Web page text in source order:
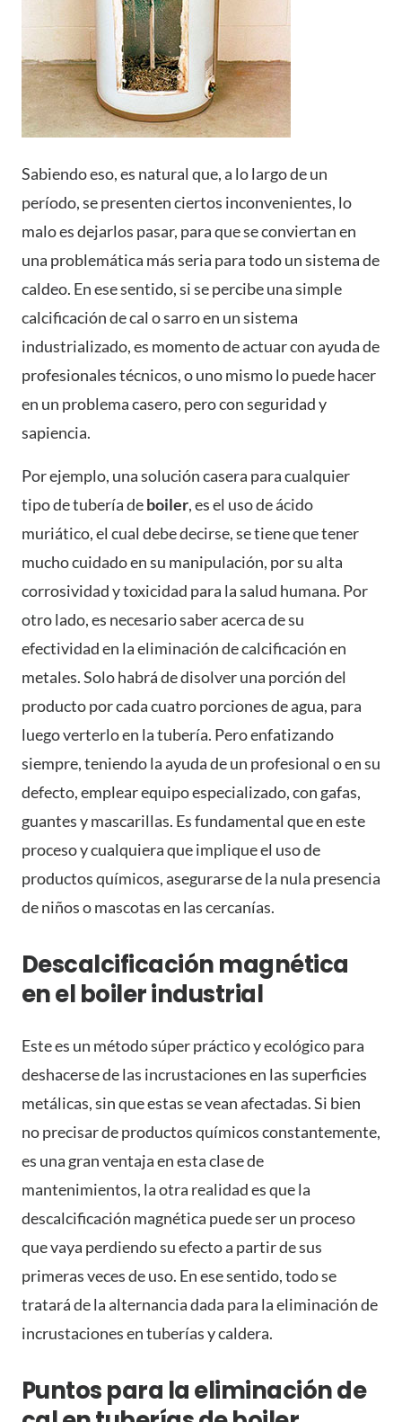
Sabiendo eso, es natural que, a lo largo de un
período, se presenten ciertos inconvenientes, lo
malo es dejarlos pasar, para que se conviertan en
una problemática más seria para todo un sistema de
caldeo. En ese sentido, si se percibe una simple
calcificación de cal o sarro en un sistema
industrializado, es momento de actuar con ayuda de
profesionales técnicos, o uno mismo lo puede hacer
en un problema casero, pero con seguridad y
sapiencia.
Por ejemplo, una solución casera para cualquier
tipo de tubería deboiler, es el uso de ácido
muriático, el cual debe decirse, se tiene que tener
mucho cuidado en su manipulación, por su alta
corrosividad y toxicidad para la salud humana. Por
otro lado, es necesario saber acerca de su
efectividad en la eliminación de calcificación en
metales. Solo habrá de disolver una porción del
producto por cada cuatro porciones de agua, para
luego verterlo en la tubería. Pero enfatizando
siempre, teniendo la ayuda de un profesional o en su
defecto, emplear equipo especializado, con gafas,
guantes y mascarillas. Es fundamental que en este
proceso y cualquiera que implique el uso de
productos químicos, asegurarse de la nula presencia
de niños o mascotas en las cercanías.
Descalcificación magnética
en el boiler industrial
Este es un método súper práctico y ecológico para
deshacerse de las incrustaciones en las superficies
metálicas, sin que estas se vean afectadas. Si bien
no precisar de productos químicos constantemente,
es una gran ventaja en esta clase de
mantenimientos, la otra realidad es que la
descalcificación magnética puede ser un proceso
que vaya perdiendo su efecto a partir de sus
primeras veces de uso. En ese sentido, todo se
tratará de la alternancia dada para la eliminación de
incrustaciones en tuberías y caldera.
Puntos para la eliminación de